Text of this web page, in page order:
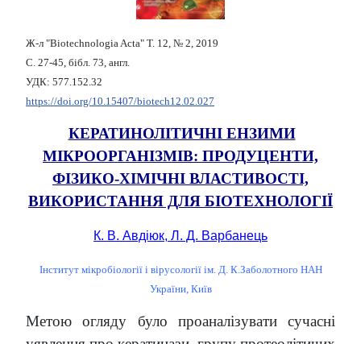
Ж-л "Biotechnologia Acta" Т. 12, № 2, 2019
С. 27-45, бібл. 73, англ.
УДК: 577.152.32
https://doi.org/10.15407/biotech12.02.027
КЕРАТИНОЛІТИЧНІ ЕНЗИМИ
МІКРООРГАНІЗМІВ: ПРОДУЦЕНТИ,
ФІЗИКО-ХІМІЧНІ ВЛАСТИВОСТІ,
ВИКОРИСТАННЯ ДЛЯ БІОТЕХНОЛОГІЇ
К. В. Авдіюк, Л. Д. Варбанець
Інститут мікробіології і вірусології ім. Д. К.Заболотного НАН
України, Київ
Метою огляду було проаналізувати сучасні